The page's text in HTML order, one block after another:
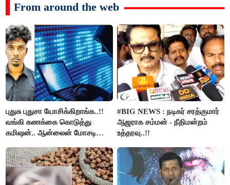
From around the web
புதுசு புதுசா யோசிக்கிறாங்க..!!
வங்கி கணக்கை கொடுத்து
கமிஷன்.. ஆன்லைன் மோசடி
கைது..!!
#BIG NEWS : நடிகர் சரத்குமார்
ஆஜராக சம்மன் - நீதிமன்றம்
உத்தரவு..!!